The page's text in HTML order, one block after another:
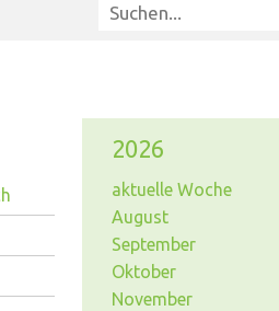
2026
aktuelle Woche
August
September
Oktober
November